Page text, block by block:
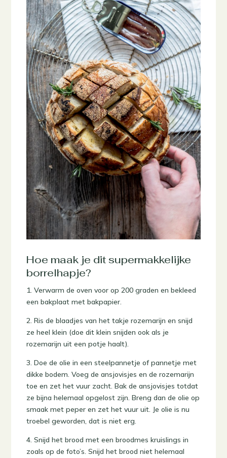
Hoe maak je dit supermakkelijke
borrelhapje?
1. Verwarm de oven voor op 200 graden en bekleed
een bakplaat met bakpapier.
2. Ris de blaadjes van het takje rozemarijn en snijd
ze heel klein (doe dit klein snijden ook als je
rozemarijn uit een potje haalt).
3. Doe de olie in een steelpannetje of pannetje met
dikke bodem. Voeg de ansjovisjes en de rozemarijn
toe en zet het vuur zacht. Bak de ansjovisjes totdat
ze bijna helemaal opgelost zijn. Breng dan de olie op
smaak met peper en zet het vuur uit. Je olie is nu
troebel geworden, dat is niet erg.
4. Snijd het brood met een broodmes kruislings in
zoals op de foto’s. Snijd het brood niet helemaal